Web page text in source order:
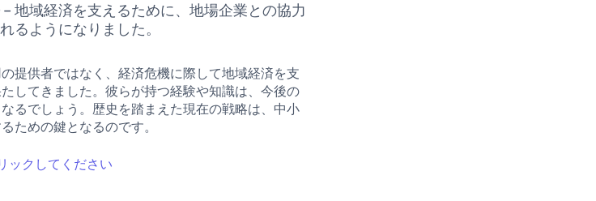
– 地域経済を支えるために、地場企業との協力
るようになりました。
提供者ではなく、経済危機に際して地域経済を支
してきました。彼らが持つ経験や知識は、今後の
るでしょう。歴史を踏まえた現在の戦略は、中小
ための鍵となるのです。
ックしてください